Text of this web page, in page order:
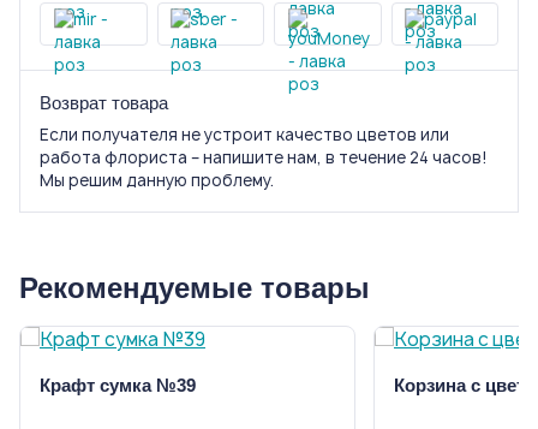
Возврат товара
Если получателя не устроит качество цветов или
работа флориста – напишите нам, в течение 24 часов!
Мы решим данную проблему.
Рекомендуемые товары
Крафт сумка №39 Корзина с